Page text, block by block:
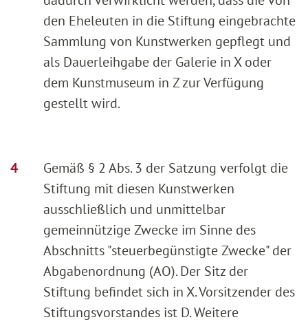
den Eheleuten in die Stiftung eingebrachte
Sammlung von Kunstwerken gepflegt und
als Dauerleihgabe der Galerie in X oder
dem Kunstmuseum in Z zur Verfügung
gestellt wird.
Gemäß § 2 Abs. 3 der Satzung verfolgt die
Stiftung mit diesen Kunstwerken
ausschließlich und unmittelbar
gemeinnützige Zwecke im Sinne des
Abschnitts "steuerbegünstigte Zwecke" der
Abgabenordnung (AO). Der Sitz der
Stiftung befindet sich in X. Vorsitzender des
Stiftungsvorstandes ist D. Weitere